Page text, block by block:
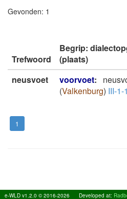
Gevonden: 1
Trefwoord
Begrip:
(plaats)
neusvoet
voorvoet:
(Valkenburg) III-1-1
1
e-WLD v1.2.0 © 2016-2026 Developed at: